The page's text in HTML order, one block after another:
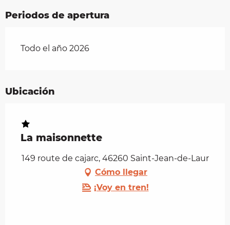
Periodos de apertura
Todo el año 2026
Ubicación
La maisonnette
149 route de cajarc, 46260 Saint-Jean-de-Laur
Cómo llegar
¡Voy en tren!